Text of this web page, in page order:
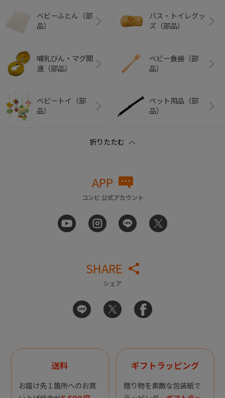
ベビーふとん（部
品）
バス・トイレグッ
ズ（部品）
哺乳びん・マグ関
連（部品）
ベビー食器（部
品）
ベビートイ（部
品）
ペット用品（部
品）
APP
コンビ 公式アカウント
SHARE
シェア
送料
お届け先１箇所へのお買
ギフトラッピング
贈り物を素敵な包装紙で